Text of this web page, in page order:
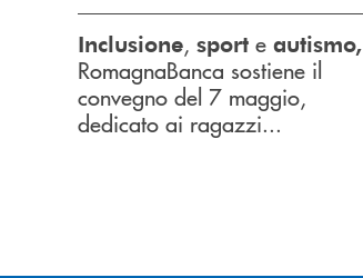
Inclusione, sport e autismo,
RomagnaBanca sostiene il
convegno del 7 maggio,
dedicato ai ragazzi...